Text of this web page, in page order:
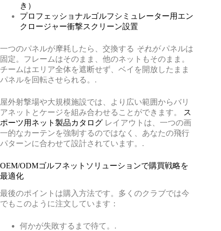
き）
プロフェッショナルゴルフシミュレーター用エン
クロージャー衝撃スクリーン設置
一つのパネルが摩耗したら、交換する それがパネルは
固定。フレームはそのまま、他のネットもそのまま。
チームはエリア全体を遮断せず、ベイを開放したまま
パネルを回転させられる。.
屋外射撃場や大規模施設では、より広い範囲からバリ
アネットとケージを組み合わせることができます。
ス
ポーツ用ネット製品カタログ レイアウトは、一つの画
一的なカーテンを強制するのではなく、あなたの飛行
パターンに合わせて設計されています。.
OEM/ODMゴルフネットソリューションで購買戦略を
最適化
最後のポイントは購入方法です。多くのクラブでは今
でもこのように注文しています：
何かが失敗するまで待て。.